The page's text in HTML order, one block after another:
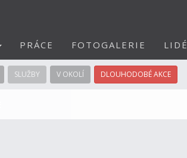
PRÁCE FOTOGALERIE LIDÉ
SLUŽBY V OKOLÍ DLOUHODOBÉ AKCE